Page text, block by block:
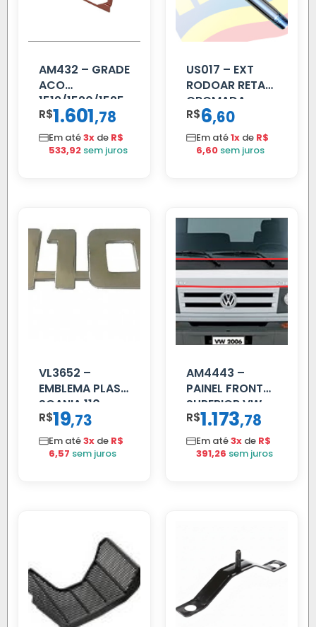
AM432 – GRADE
ACO
1519/1520/1525
R$1.601,78
Em até3x de R$
533,92 sem juros
US017 – EXT
RODOAR RETA
CROMADA
R$6,60
Em até1x de R$
6,60 sem juros
VL3652 –
EMBLEMA PLAST
SCANIA 110
CROMADO
R$19,73
Em até3x de R$
6,57 sem juros
AM4443 –
PAINEL FRONTAL
SUPERIOR VW
DELIVERY
R$1.173,78
Em até3x de R$
391,26 sem juros